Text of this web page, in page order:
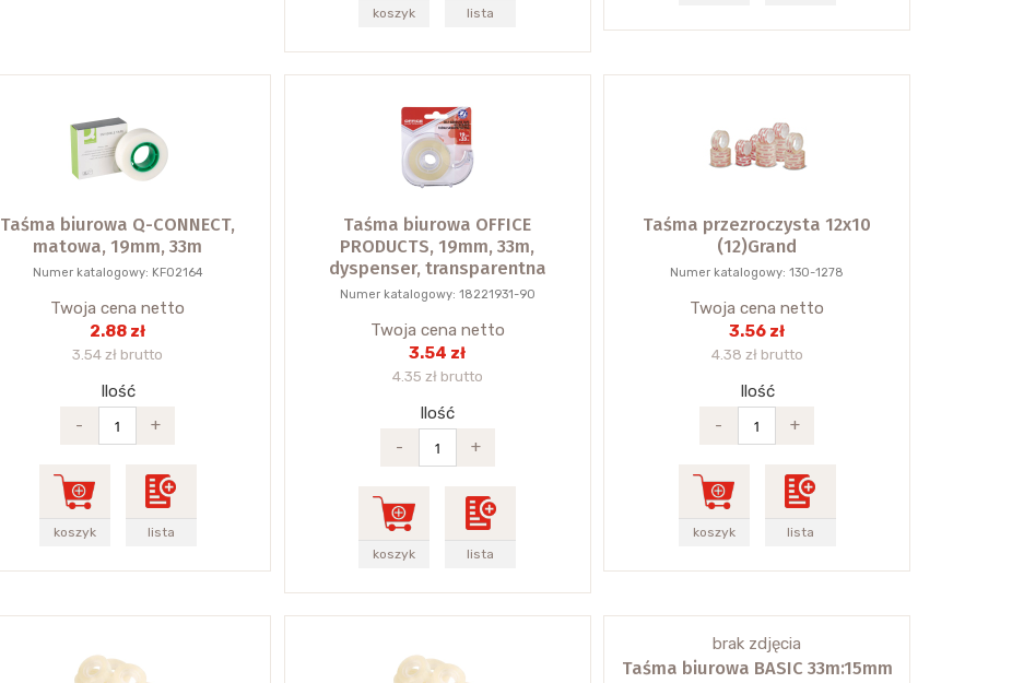
koszyk lista
Taśma biurowa Q-CONNECT,
matowa, 19mm, 33m
Numer katalogowy: KF02164
Twoja cena netto
2.88 zł
3.54 zł brutto
Ilość
-
+
koszyk lista
Taśma biurowa OFFICE
PRODUCTS, 19mm, 33m,
dyspenser, transparentna
Numer katalogowy: 18221931-90
Twoja cena netto
3.54 zł
4.35 zł brutto
Ilość
-
+
koszyk lista
Taśma przezroczysta 12x10
(12)Grand
Numer katalogowy: 130-1278
Twoja cena netto
3.56 zł
4.38 zł brutto
Ilość
-
+
koszyk lista
brak zdjęcia
Taśma biurowa BASIC 33m:15mm